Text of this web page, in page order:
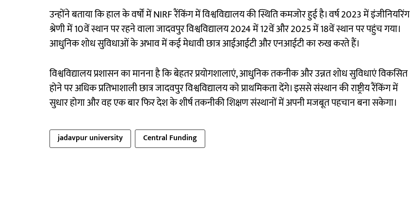
उन्होंने बताया कि हाल के वर्षों में NIRF रैंकिंग में विश्वविद्यालय की स्थिति कमजोर हुई है। वर्ष 2023 में इंजीनियरिंग
श्रेणी में 10वें स्थान पर रहने वाला जादवपुर विश्वविद्यालय 2024 में 12वें और 2025 में 18वें स्थान पर पहुंच गया।
आधुनिक शोध सुविधाओं के अभाव में कई मेधावी छात्र आईआईटी और एनआईटी का रुख करते हैं।
विश्वविद्यालय प्रशासन का मानना है कि बेहतर प्रयोगशालाएं, आधुनिक तकनीक और उन्नत शोध सुविधाएं विकसित
होने पर अधिक प्रतिभाशाली छात्र जादवपुर विश्वविद्यालय को प्राथमिकता देंगे। इससे संस्थान की राष्ट्रीय रैंकिंग में
सुधार होगा और वह एक बार फिर देश के शीर्ष तकनीकी शिक्षण संस्थानों में अपनी मजबूत पहचान बना सकेगा।
jadavpur university Central Funding